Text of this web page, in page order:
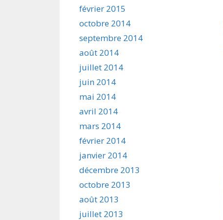
février 2015
octobre 2014
septembre 2014
août 2014
juillet 2014
juin 2014
mai 2014
avril 2014
mars 2014
février 2014
janvier 2014
décembre 2013
octobre 2013
août 2013
juillet 2013